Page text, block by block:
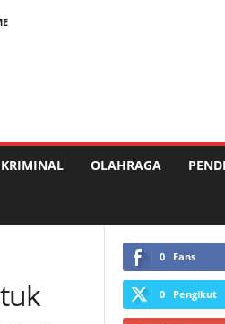
OLAHRAGA
0 Fans
0 Pengikut